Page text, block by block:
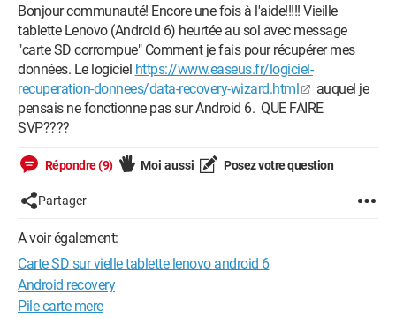
Bonjour communauté! Encore une fois à l'aide!!!!! Vieille
tablette Lenovo (Android 6) heurtée au sol avec message
"carte SD corrompue" Comment je fais pour récupérer mes
données. Le logiciel https://www.easeus.fr/logiciel-
recuperation-donnees/data-recovery-wizard.html
auquel je
pensais ne fonctionne pas sur Android 6. QUE FAIRE
SVP????
Répondre (9) Moi aussi Posez votre question
Partager
A voir également:
Carte SD sur vielle tablette lenovo android 6
Android recovery
Pile carte mere